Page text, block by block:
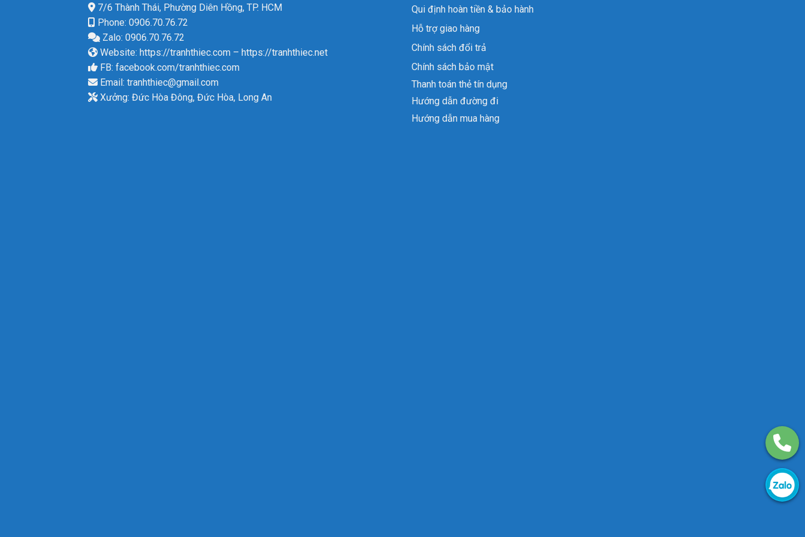
7/6 Thành Thái, Phường Diên Hồng, TP. HCM
Phone: 0906.70.76.72
Zalo: 0906.70.76.72
Website: https://tranhthiec.com – https://tranhthiec.net
FB: facebook.com/tranhthiec.com
Email: tranhthiec@gmail.com
Xưởng: Đức Hòa Đông, Đức Hòa, Long An
Qui định hoàn tiền & bảo hành
Hỗ trợ giao hàng
Chính sách đổi trả
Chính sách bảo mật
Thanh toán thẻ tín dụng
Hướng dẫn đường đi
Hướng dẫn mua hàng